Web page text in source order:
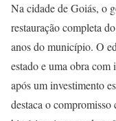
Na cidade de Goiás, o
restauração completa
anos do município. O
estado e uma obra
após um investimento
destaca o